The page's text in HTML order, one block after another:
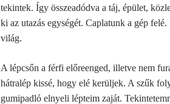
tekintek. Így összeadódva a táj, épület,
ki az utazás egységét. Caplatunk a gép
világ.
A lépcsőn a férfi előreenged, illetve nem
hátralép kissé, hogy elé kerüljek. A szűk
gumipadló elnyeli lépteim zaját.